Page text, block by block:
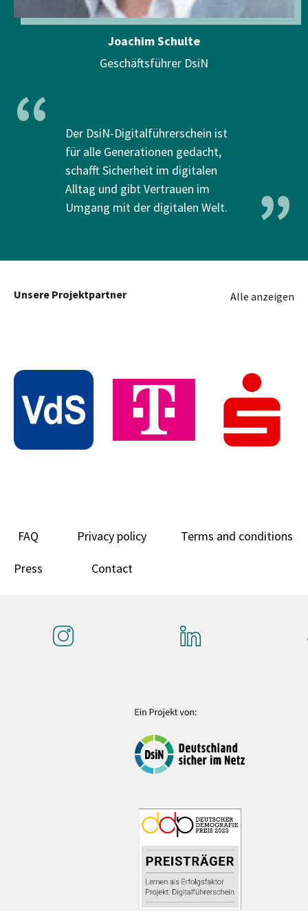
“
Der DsiN-Digitalführerschein ist
für alle Generationen gedacht,
schafft Sicherheit im digitalen
Alltag und gibt Vertrauen im
Umgang mit der digitalen Welt.
”
Joachim Schulte
Geschäftsführer DsiN
Unsere Projektpartner Alle anzeigen
FAQ Privacy policy Terms and conditions
Press Contact